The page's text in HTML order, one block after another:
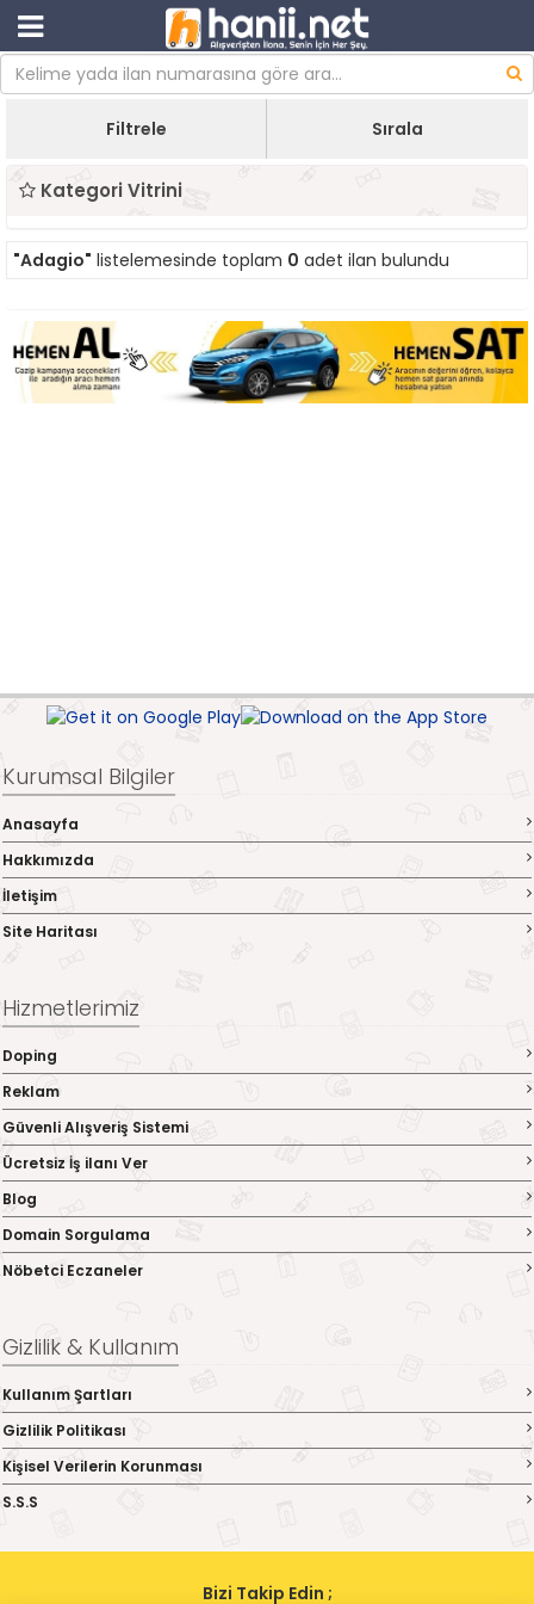
Filtrele Sırala
Kategori Vitrini
"Adagio" listelemesinde toplam 0 adet ilan bulundu
Kurumsal Bilgiler
Anasayfa
Hakkımızda
İletişim
Site Haritası
Hizmetlerimiz
Doping
Reklam
Güvenli Alışveriş Sistemi
Ücretsiz İş ilanı Ver
Blog
Domain Sorgulama
Nöbetci Eczaneler
Gizlilik & Kullanım
Kullanım Şartları
Gizlilik Politikası
Kişisel Verilerin Korunması
S.S.S
Bizi Takip Edin ;